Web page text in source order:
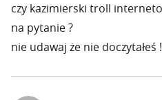
czy kazimierski troll
na pytanie ?
nie udawaj że nie doczytałeś !